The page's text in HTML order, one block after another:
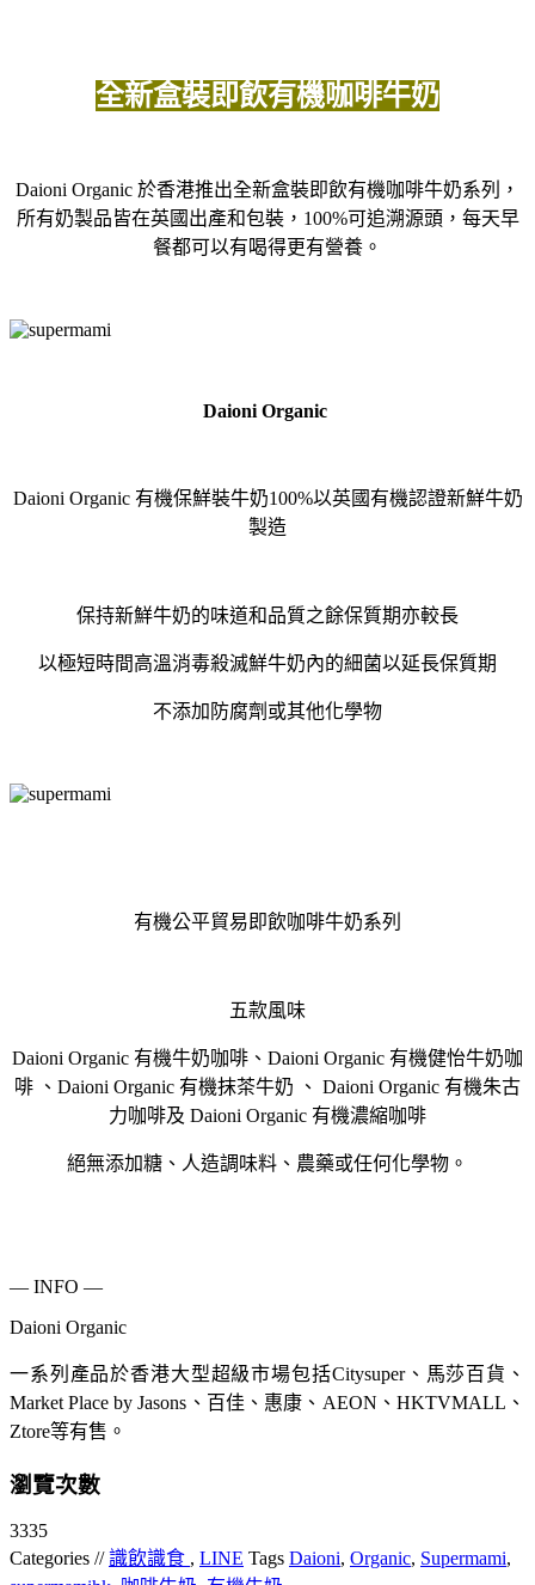
全新盒裝即飲有機咖啡牛奶
Daioni Organic 於香港推出全新盒裝即飲有機咖啡牛奶系列，
所有奶製品皆在英國出產和包裝，100%可追溯源頭，每天早
餐都可以有喝得更有營養。
Daioni Organic
Daioni Organic 有機保鮮裝牛奶100%以英國有機認證新鮮牛奶
製造
保持新鮮牛奶的味道和品質之餘保質期亦較長
以極短時間高溫消毒殺滅鮮牛奶內的細菌以延長保質期
不添加防腐劑或其他化學物
有機公平貿易即飲咖啡牛奶系列
五款風味
Daioni Organic 有機牛奶咖啡、Daioni Organic 有機健怡牛奶咖
啡 、Daioni Organic 有機抹茶牛奶 、 Daioni Organic 有機朱古
力咖啡及 Daioni Organic 有機濃縮咖啡
絕無添加糖、人造調味料、農藥或任何化學物。
— INFO —
Daioni Organic
一系列產品於香港大型超級市場包括Citysuper、馬莎百貨、
Market Place by Jasons、百佳、惠康、AEON、HKTVMALL、
Ztore等有售。
瀏覽次數
3335
Categories //識飲識食 , LINE Tags Daioni, Organic, Supermami,